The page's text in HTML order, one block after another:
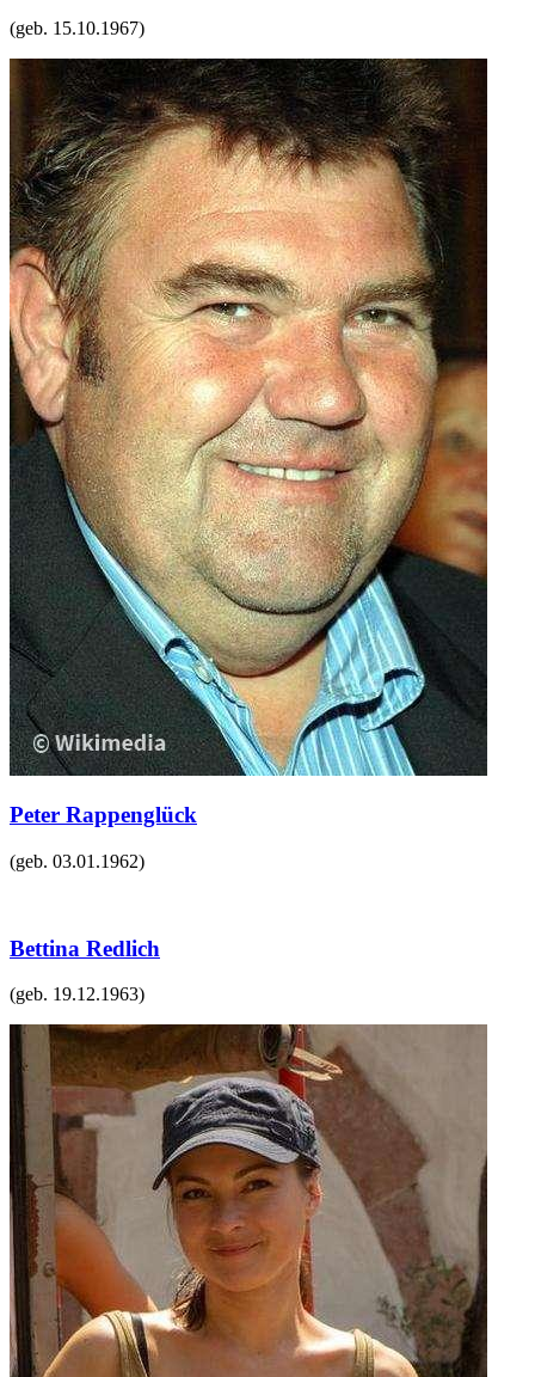
(geb. 15.10.1967)
Peter Rappenglück
(geb. 03.01.1962)
Bettina Redlich
(geb. 19.12.1963)